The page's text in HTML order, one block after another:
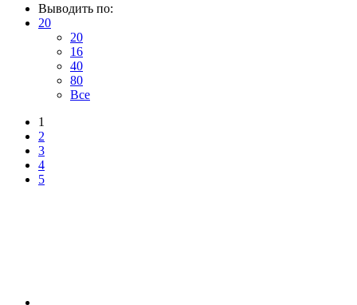
Выводить по:
20
20
16
40
80
Все
1
2
3
4
5